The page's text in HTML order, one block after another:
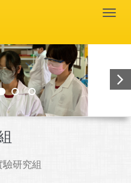
驗研究組